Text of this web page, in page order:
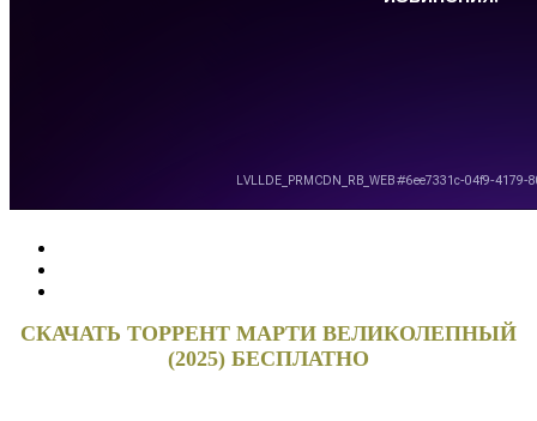
СКАЧАТЬ ТОРРЕНТ МАРТИ ВЕЛИКОЛЕПНЫЙ
(2025) БЕСПЛАТНО